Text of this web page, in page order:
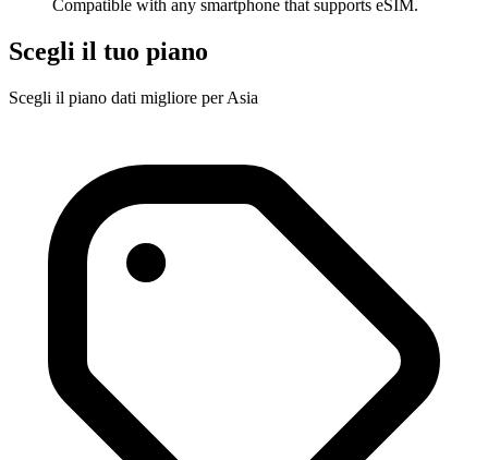
Compatible with any smartphone that supports eSIM.
Scegli il tuo piano
Scegli il piano dati migliore per Asia